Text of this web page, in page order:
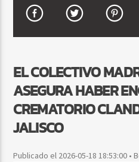
Beone Radio
EL COLECTIVO
ASEGURA HABER
CREMATORIO
JALISCO
Publicado el 2026-05-18 18:53:00 •